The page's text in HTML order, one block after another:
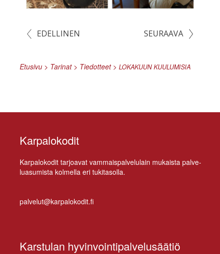
EDELLINEN SEURAAVA
Etusivu > Tarinat> Tiedotteet> LOKAKUUN KUULUMISIA
Karpalokodit
Kar­pa­lo­ko­dit tar­joa­vat vam­mais­pal­ve­lu­lain mu­kais­ta pal­ve­
lua­su­mis­ta kol­mel­la eri tukitasolla.
palvelut@karpalokodit.fi
Karstulan hyvinvointipalvelusäätiö